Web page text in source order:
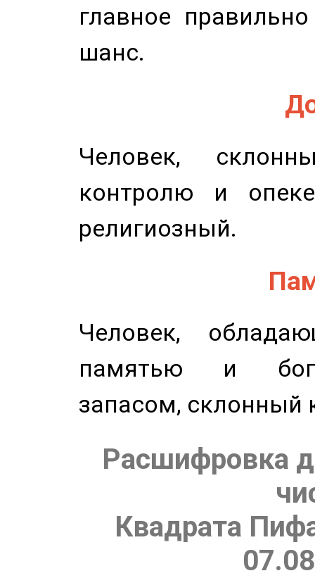
главное
шанс.
Человек,
контролю и
религиозный.
Человек,
памятью и
запасом, склонный
Расшифровка
Квадрата